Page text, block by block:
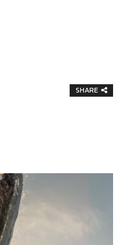
SHARE